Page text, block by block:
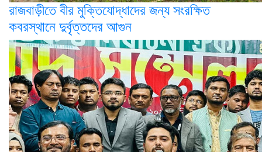
রাজবাড়ীতে বীর মুক্তিযোদ্ধাদের জন্য সংরক্ষিত
কবরস্থানে দুর্বৃত্তদের আগুন